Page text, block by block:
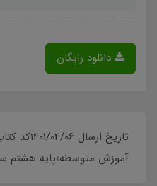
دانلود رایگان
آموزش متوسطه›پایه هشتم سال